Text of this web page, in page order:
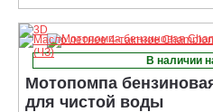
В наличии
Мотопомпа
для чистой воды